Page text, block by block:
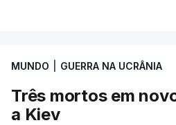
MUNDO GUERRA NA UCRÂNIA
Três mortos em
a Kiev